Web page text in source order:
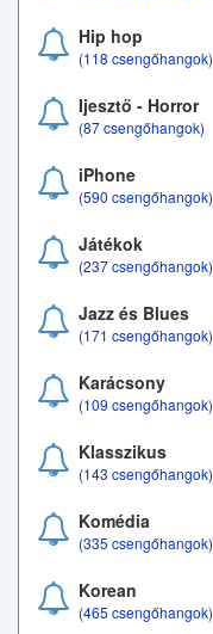
Hip hop
(118 csengőhangok)
Ijesztő - Horror
(87 csengőhangok)
iPhone
(590 csengőhangok)
Játékok
(237 csengőhangok)
Jazz és Blues
(171 csengőhangok)
Karácsony
(109 csengőhangok)
Klasszikus
(143 csengőhangok)
Komédia
(335 csengőhangok)
Korean
(465 csengőhangok)